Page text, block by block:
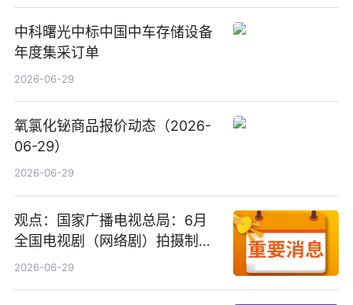
中科曙光中标中国中车存储设备
年度集采订单
2026-06-29
氧氯化铋商品报价动态（2026-
06-29）
2026-06-29
观点：国家广播电视总局：6月
全国电视剧（网络剧）拍摄制作
备案公示剧目197部
2026-06-29